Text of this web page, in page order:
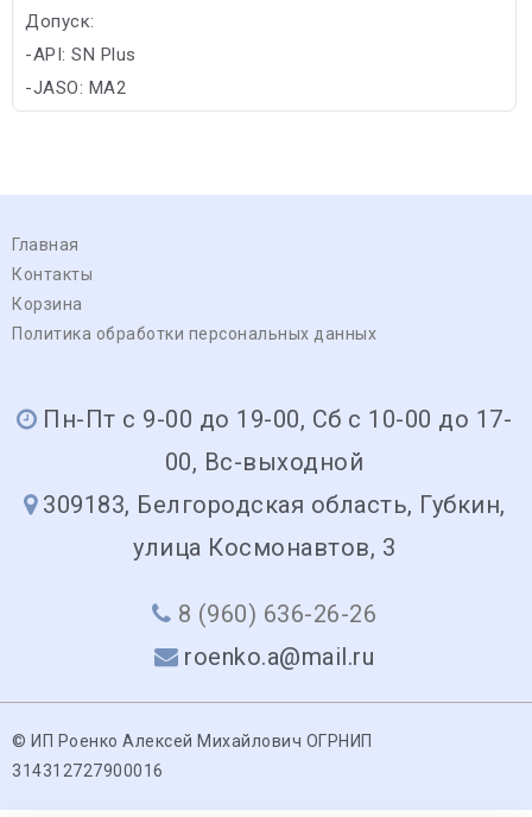
Допуск:
-API: SN Plus
-JASO: MA2
Главная
Контакты
Корзина
Политика обработки персональных данных
Пн-Пт с 9-00 до 19-00, Сб с 10-00 до 17-
00, Вс-выходной
309183, Белгородская область, Губкин,
улица Космонавтов, 3
8 (960) 636-26-26
roenko.a@mail.ru
© ИП Роенко Алексей Михайлович ОГРНИП
314312727900016